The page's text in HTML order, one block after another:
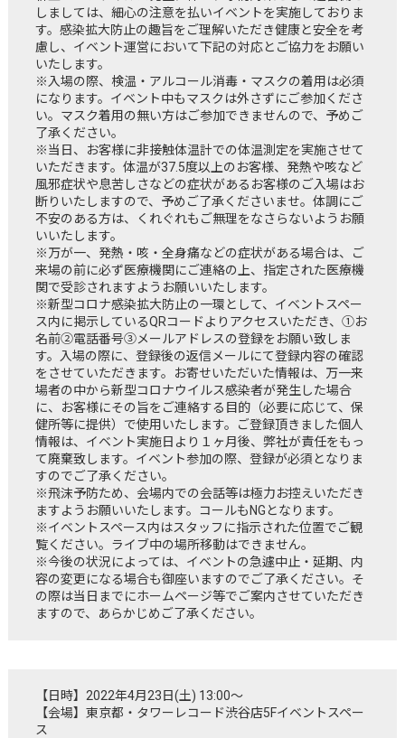
しましては、細心の注意を払いイベントを実施しておりま
す。感染拡大防止の趣旨をご理解いただき健康と安全を考
慮し、イベント運営において下記の対応とご協力をお願い
いたします。
※入場の際、検温・アルコール消毒・マスクの着用は必須
になります。イベント中もマスクは外さずにご参加くださ
い。マスク着用の無い方はご参加できませんので、予めご
了承ください。
※当日、お客様に非接触体温計での体温測定を実施させて
いただきます。体温が37.5度以上のお客様、発熱や咳など
風邪症状や息苦しさなどの症状があるお客様のご入場はお
断りいたしますので、予めご了承くださいませ。体調にご
不安のある方は、くれぐれもご無理をなさらないようお願
いいたします。
※万が一、発熱・咳・全身痛などの症状がある場合は、ご
来場の前に必ず医療機関にご連絡の上、指定された医療機
関で受診されますようお願いいたします。
※新型コロナ感染拡大防止の一環として、イベントスペー
ス内に掲示しているQRコードよりアクセスいただき、①お
名前②電話番号③メールアドレスの登録をお願い致しま
す。入場の際に、登録後の返信メールにて登録内容の確認
をさせていただきます。お寄せいただいた情報は、万一来
場者の中から新型コロナウイルス感染者が発生した場合
に、お客様にその旨をご連絡する目的（必要に応じて、保
健所等に提供）で使用いたします。ご登録頂きました個人
情報は、イベント実施日より１ヶ月後、弊社が責任をもっ
て廃棄致します。イベント参加の際、登録が必須となりま
すのでご了承ください。
※飛沫予防ため、会場内での会話等は極力お控えいただき
ますようお願いいたします。コールもNGとなります。
※イベントスペース内はスタッフに指示された位置でご観
覧ください。ライブ中の場所移動はできません。
※今後の状況によっては、イベントの急遽中止・延期、内
容の変更になる場合も御座いますのでご了承ください。そ
の際は当日までにホームページ等でご案内させていただき
ますので、あらかじめご了承ください。
【日時】2022年4月23日(土) 13:00～
【会場】東京都・タワーレコード渋谷店5Fイベントスペー
ス